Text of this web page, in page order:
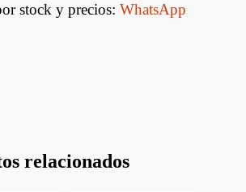
stock y precios: WhatsApp
relacionados